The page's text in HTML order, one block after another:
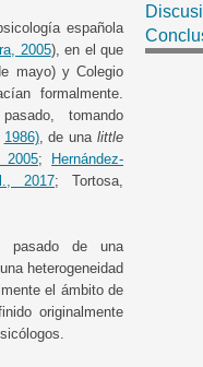
española
2005), en el que
mayo) y Colegio
formalmente.
tomando
1986), de unalittle
2005; Hernández-
2017; Tortosa,
pasado de una
heterogeneidad
el ámbito de
originalmente